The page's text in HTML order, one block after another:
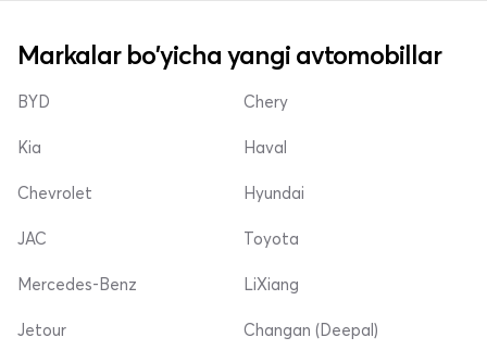
Markalar bo'yicha yangi avtomobillar
BYD
Kia
Chevrolet
Chery
Haval
Hyundai
JAC
Mercedes-Benz
Jetour
Toyota
LiXiang
Changan (Deepal)